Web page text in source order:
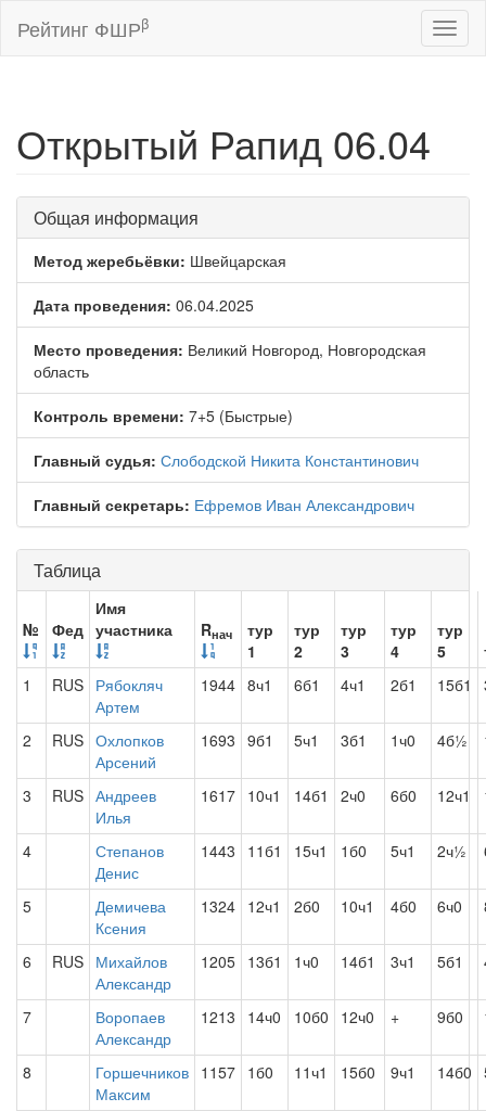
Рейтинг ФШРβ
Открытый Рапид 06.04
Общая информация
Метод жеребьёвки: Швейцарская
Дата проведения: 06.04.2025
Место проведения: Великий Новгород, Новгородская
область
Контроль времени: 7+5 (Быстрые)
Главный судья: Слободской Никита Константинович
Главный секретарь: Ефремов Иван Александрович
Таблица
№ Фед
Имя
участника
Rнач
тур
1
тур
2
тур
3
тур
4
тур
5
1
RUS Рябокляч
Артем
1944 8ч1 6б1 4ч1 2б1 15б1
2 RUS Охлопков
Арсений
1693 9б1 5ч1 3б1 1ч0 4б½
3 RUS Андреев
Илья
1617 10ч1 14б1 2ч0 6б0 12ч1
4
Степанов
Денис
1443 11б1 15ч1 1б0 5ч1 2ч½
5
Демичева
Ксения
1324 12ч1 2б0 10ч1 4б0 6ч0
6 RUS Михайлов
Александр
1205 13б1 1ч0 14б1 3ч1 5б1
7
Воропаев
Александр
1213 14ч0 10б0 12ч0 + 9б0
8
Горшечников
Максим
1157 1б0 11ч1 15б0 9ч1 14б0